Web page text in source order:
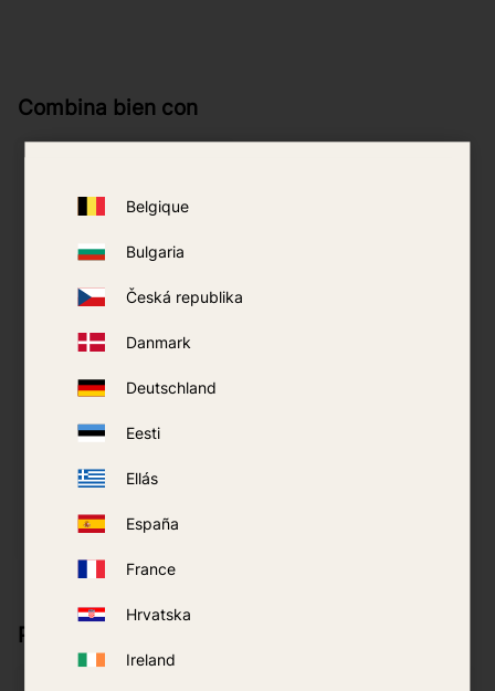
Belgique
Bulgaria
Česká republika
Danmark
Deutschland
Eesti
Ellás
España
France
Hrvatska
Ireland
Combina bien con
Kit de Colgado
LifeSystems
kr
COMPRAR
Productos similares